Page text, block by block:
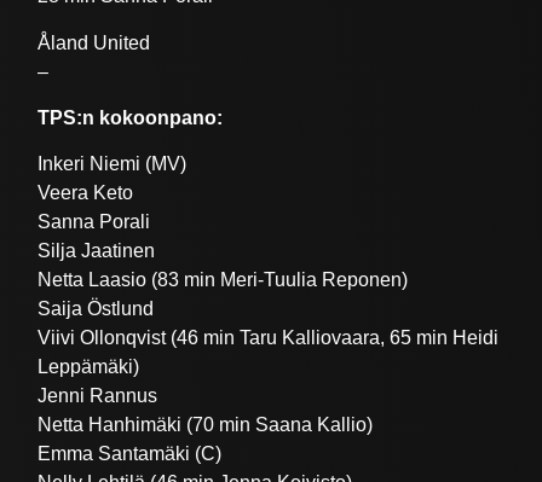
Åland United
–
TPS:n kokoonpano:
Inkeri Niemi (MV)
Veera Keto
Sanna Porali
Silja Jaatinen
Netta Laasio (83 min Meri-Tuulia Reponen)
Saija Östlund
Viivi Ollonqvist (46 min Taru Kalliovaara, 65 min Heidi
Leppämäki)
Jenni Rannus
Netta Hanhimäki (70 min Saana Kallio)
Emma Santamäki (C)